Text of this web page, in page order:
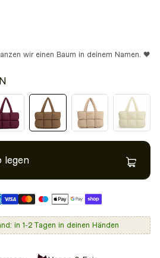
wir einen Baum in deinem Namen. 🖤
legen
in 1-2 Tagen in deinen Händen